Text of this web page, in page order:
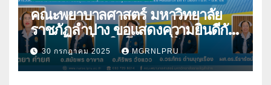
คณะพยาบาลศาสตร์ มหาวิทยาลัย
ราชภัฏลำปาง ขอแสดงความยินดีกับ
บุคลากร เนื่องในโอกาสที่ได้รับการตี
พิมพ์ผลงานวิจัย
30 กรกฎาคม 2025 MGRNLPRU